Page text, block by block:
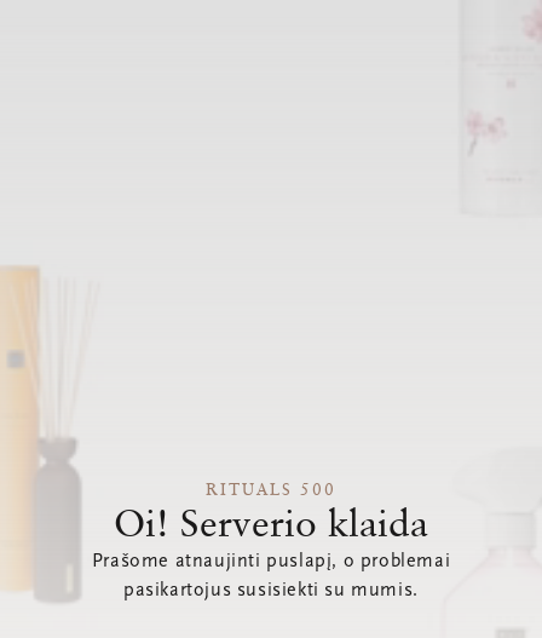
RITUALS 500
Oi! Serverio klaida
Prašome atnaujinti puslapį, o problemai
pasikartojus susisiekti su mumis.